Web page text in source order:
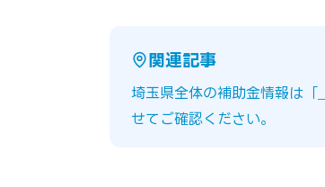
関連記事
埼玉県全体の補助金情報は「
せてご確認ください。